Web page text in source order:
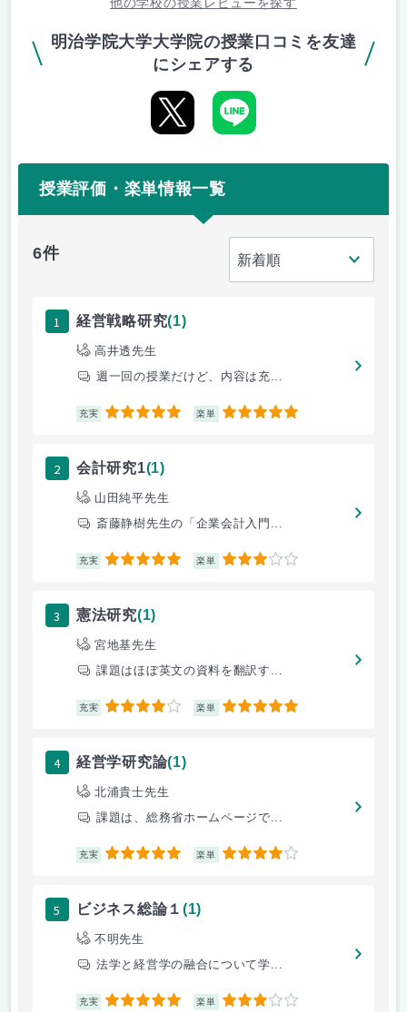
明治学院大学大学院の授業口コミを友達
にシェアする
授業評価・楽単情報一覧
6件
1 経営戦略研究(1)
高井透先生
週一回の授業だけど、内容は充...
充実 5 楽単 5
2 会計研究1(1)
山田純平先生
斎藤静樹先生の「企業会計入門...
充実 5 楽単 3
3 憲法研究(1)
宮地基先生
課題はほぼ英文の資料を翻訳す...
充実 4 楽単 5
4 経営学研究論(1)
北浦貴士先生
課題は、総務省ホームページで...
充実 5 楽単 4
5 ビジネス総論１ (1)
不明先生
法学と経営学の融合について学...
充実 5 楽単 3